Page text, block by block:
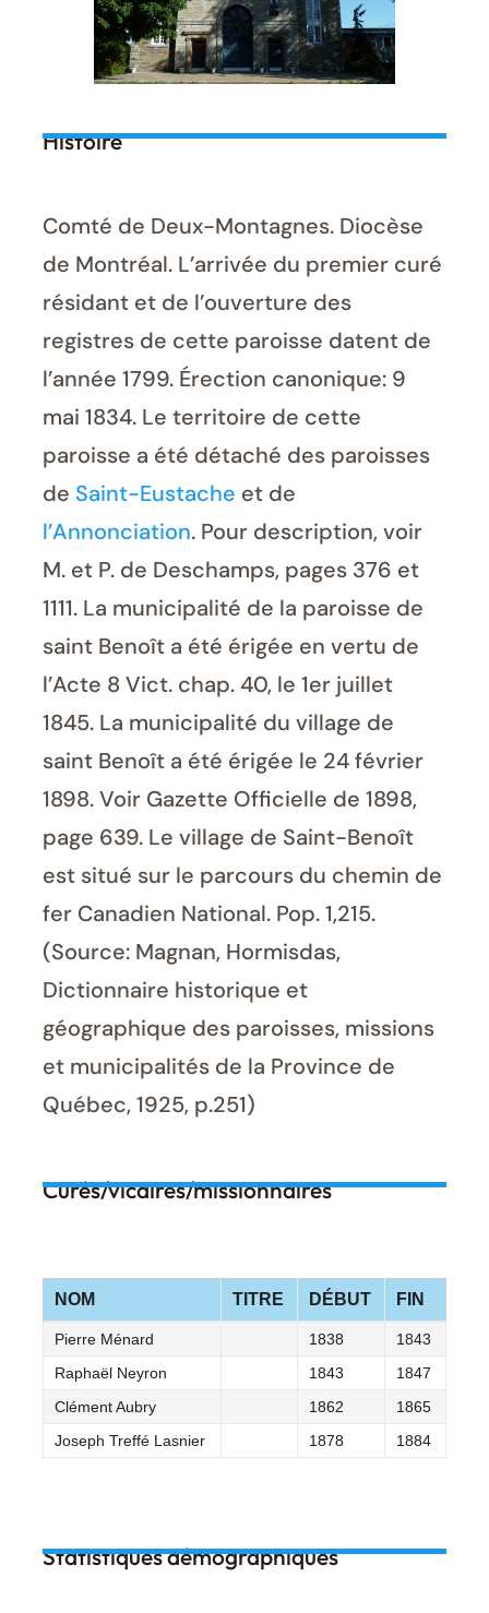
Histoire
Comté de Deux-Montagnes. Diocèse
de Montréal. L’arrivée du premier curé
résidant et de l’ouverture des
registres de cette paroisse datent de
l’année 1799. Érection canonique: 9
mai 1834. Le territoire de cette
paroisse a été détaché des paroisses
de Saint-Eustache et de
l’Annonciation. Pour description, voir
M. et P. de Deschamps, pages 376 et
1111. La municipalité de la paroisse de
saint Benoît a été érigée en vertu de
l’Acte 8 Vict. chap. 40, le 1er juillet
1845. La municipalité du village de
saint Benoît a été érigée le 24 février
1898. Voir Gazette Officielle de 1898,
page 639. Le village de Saint-Benoît
est situé sur le parcours du chemin de
fer Canadien National. Pop. 1,215.
(Source: Magnan, Hormisdas,
Dictionnaire historique et
géographique des paroisses, missions
et municipalités de la Province de
Québec, 1925, p.251)
Curés/vicaires/missionnaires
NOM TITRE DÉBUT FIN
Pierre Ménard 1838
1843
Raphaël Neyron
1843
1847
Clément Aubry
1862
1865
Joseph Treffé Lasnier
1878 1884
Statistiques démographiques